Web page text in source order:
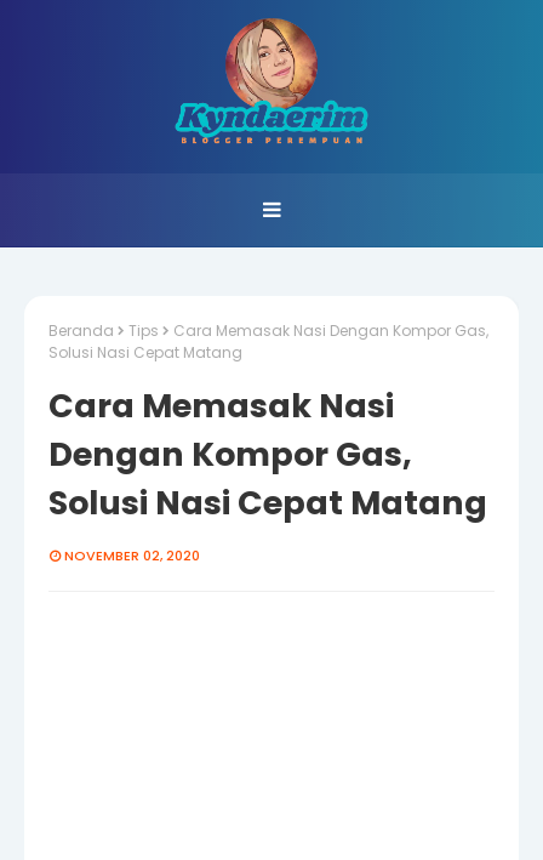
Beranda Tips
Cara Memasak Nasi Dengan Kompor Gas,
Solusi Nasi Cepat Matang
Cara Memasak Nasi
Dengan Kompor Gas,
Solusi Nasi Cepat Matang
NOVEMBER 02, 2020